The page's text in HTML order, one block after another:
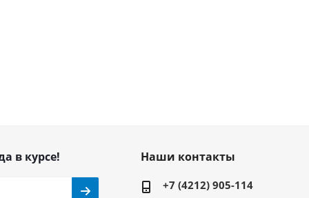
в курсе! Наши контакты
+7 (4212) 905-114